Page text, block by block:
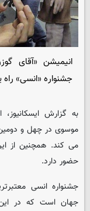
انیمیشن «آقای
جشنواره «انسی»
به گزارش
موسوی در چهل و
می کند. همچنین از
حضور دارد.
جشنواره انسی
جهان است که در این